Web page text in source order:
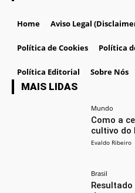
Home Aviso Legal
Política de Cookies Política
Política Editorial Sobre Nós
MAIS LIDAS
Mundo
Como a
cultivo do
Evaldo Ribeiro
Brasil